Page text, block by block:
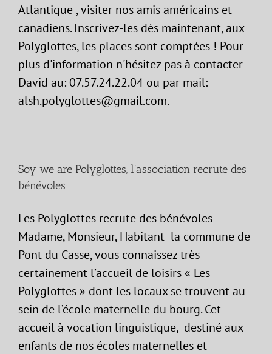
Atlantique , visiter nos amis américains et
canadiens. Inscrivez-les dès maintenant, aux
Polyglottes, les places sont comptées ! Pour
plus d'information n'hésitez pas à contacter
David au: 07.57.24.22.04 ou par mail:
alsh.polyglottes@gmail.com.
Soy we are Polyglottes, l’association recrute des
bénévoles
Les Polyglottes recrute des bénévoles
Madame, Monsieur, Habitant la commune de
Pont du Casse, vous connaissez très
certainement l’accueil de loisirs « Les
Polyglottes » dont les locaux se trouvent au
sein de l’école maternelle du bourg. Cet
accueil à vocation linguistique, destiné aux
enfants de nos écoles maternelles et